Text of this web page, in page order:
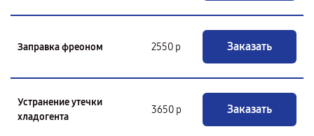
Заправка фреоном 2550 р Заказать
Устранение утечки
хладогента
3650 р Заказать